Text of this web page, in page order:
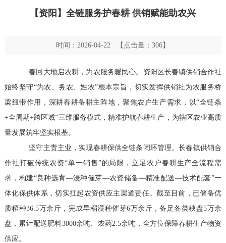
【资阳】全链服务护春耕 供销赋能助农兴
时间：2026-04-22 【点击量：306 】
春回大地启农耕，为农服务暖民心。资阳区长春镇供销合作社
始终坚守“为农、务农、姓农”根本宗旨，切实发挥供销社为农服务桥
梁纽带作用，深耕春耕备耕主阵地，聚焦农户生产需求，以“全链条
+全周期+跨区域”三维服务模式，精准护航春耕生产，为辖区农业高质
量发展筑牢坚实根基。
坚守主责主业，实现春耕保供全链条闭环管理。长春镇供销合
作社打破传统农资“单一销售”的局限，立足农户春耕生产全流程需
求，构建“良种选育—浸种催芽—农资储备—精准配送—技术配套”一
体化保供体系，切实扛起农资供应主渠道责任。截至目前，已储备优
质稻种36.5万余斤，完成早稻浸种催芽6万余斤，备足各类秧盘5万余
盘，累计配送肥料3000余吨、农药2.5余吨，全方位保障春耕生产物资
供应。